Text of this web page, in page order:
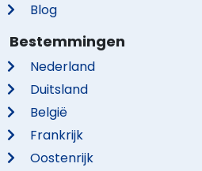
Blog
Bestemmingen
Nederland
Duitsland
België
Frankrijk
Oostenrijk